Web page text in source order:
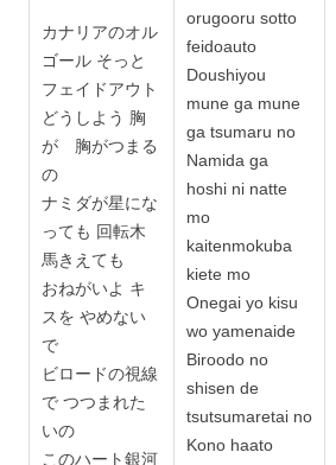
カナリアのオル
ゴール そっと
フェイドアウト
どうしよう 胸
が 胸がつまる
の
ナミダが星にな
っても 回転木
馬きえても
おねがいよ キ
スを やめない
で
ビロードの視線
で つつまれた
いの
このハート銀河
orugooru sotto
feidoauto
Doushiyou
mune ga mune
ga tsumaru no
Namida ga
hoshi ni natte
mo
kaitenmokuba
kiete mo
Onegai yo kisu
wo yamenaide
Biroodo no
shisen de
tsutsumaretai no
Kono haato